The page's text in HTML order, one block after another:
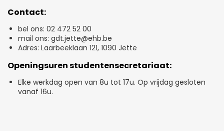
Contact:
bel ons: 02 472 52 00
mail ons: gdt.jette@ehb.be
Adres: Laarbeeklaan 121, 1090 Jette
Openingsuren studentensecretariaat:
Elke werkdag open van 8u tot 17u. Op vrijdag gesloten
vanaf 16u.